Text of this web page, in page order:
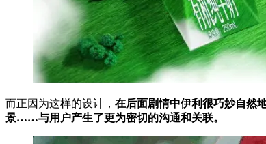
而正因为这样的设计， 在后面剧情中伊利很巧妙自然
景……与用户产生了更为密切的沟通和关联。